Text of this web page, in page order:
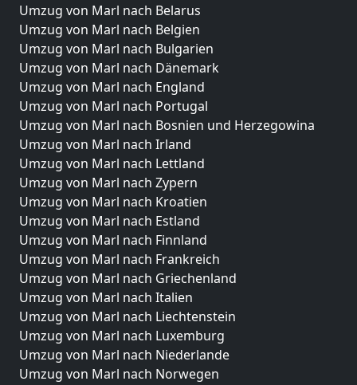
Umzug von Marl nach Belarus
Umzug von Marl nach Belgien
Umzug von Marl nach Bulgarien
Umzug von Marl nach Dänemark
Umzug von Marl nach England
Umzug von Marl nach Portugal
Umzug von Marl nach Bosnien und Herzegowina
Umzug von Marl nach Irland
Umzug von Marl nach Lettland
Umzug von Marl nach Zypern
Umzug von Marl nach Kroatien
Umzug von Marl nach Estland
Umzug von Marl nach Finnland
Umzug von Marl nach Frankreich
Umzug von Marl nach Griechenland
Umzug von Marl nach Italien
Umzug von Marl nach Liechtenstein
Umzug von Marl nach Luxemburg
Umzug von Marl nach Niederlande
Umzug von Marl nach Norwegen